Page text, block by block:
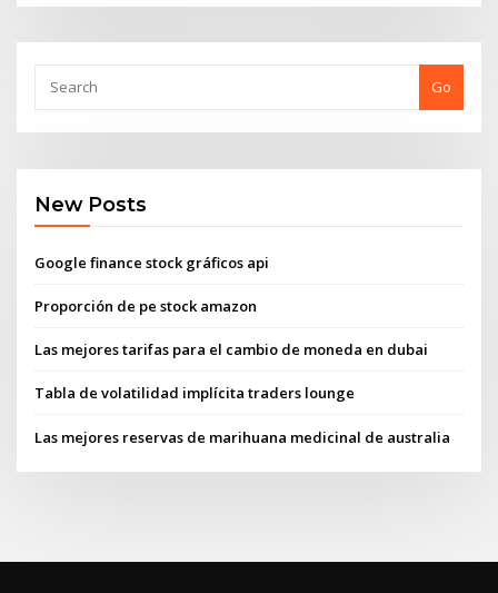
Go
New Posts
Google finance stock gráficos api
Proporción de pe stock amazon
Las mejores tarifas para el cambio de moneda en dubai
Tabla de volatilidad implícita traders lounge
Las mejores reservas de marihuana medicinal de australia